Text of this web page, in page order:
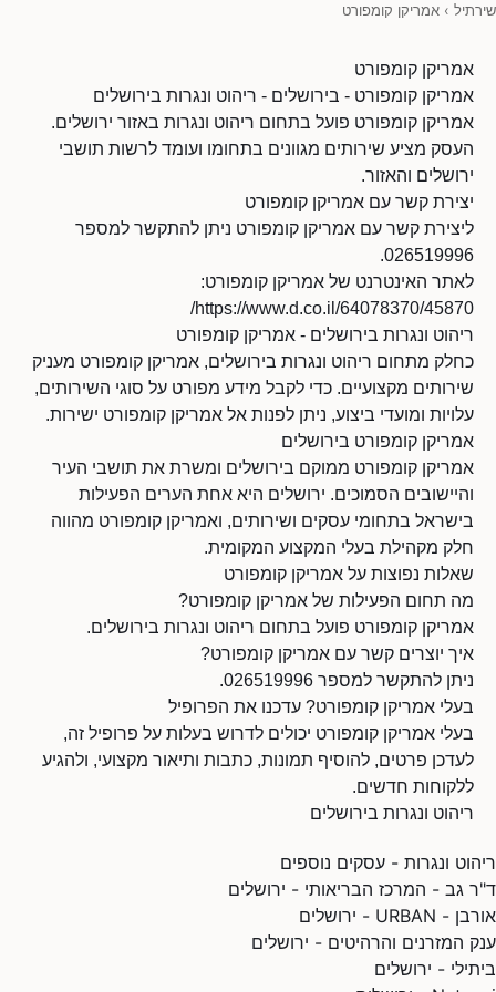
שירתיל › אמריקן קומפורט
אמריקן קומפורט
אמריקן קומפורט - בירושלים - ריהוט ונגרות בירושלים
אמריקן קומפורט פועל בתחום ריהוט ונגרות באזור ירושלים.
העסק מציע שירותים מגוונים בתחומו ועומד לרשות תושבי
ירושלים והאזור.
יצירת קשר עם אמריקן קומפורט
ליצירת קשר עם אמריקן קומפורט ניתן להתקשר למספר
026519996.
לאתר האינטרנט של אמריקן קומפורט:
https://www.d.co.il/64078370/45870/
ריהוט ונגרות בירושלים - אמריקן קומפורט
כחלק מתחום ריהוט ונגרות בירושלים, אמריקן קומפורט מעניק
שירותים מקצועיים. כדי לקבל מידע מפורט על סוגי השירותים,
עלויות ומועדי ביצוע, ניתן לפנות אל אמריקן קומפורט ישירות.
אמריקן קומפורט בירושלים
אמריקן קומפורט ממוקם בירושלים ומשרת את תושבי העיר
והיישובים הסמוכים. ירושלים היא אחת הערים הפעילות
בישראל בתחומי עסקים ושירותים, ואמריקן קומפורט מהווה
חלק מקהילת בעלי המקצוע המקומית.
שאלות נפוצות על אמריקן קומפורט
מה תחום הפעילות של אמריקן קומפורט?
אמריקן קומפורט פועל בתחום ריהוט ונגרות בירושלים.
איך יוצרים קשר עם אמריקן קומפורט?
ניתן להתקשר למספר 026519996.
בעלי אמריקן קומפורט? עדכנו את הפרופיל
בעלי אמריקן קומפורט יכולים לדרוש בעלות על פרופיל זה,
לעדכן פרטים, להוסיף תמונות, כתבות ותיאור מקצועי, ולהגיע
ללקוחות חדשים.
ריהוט ונגרות בירושלים
ריהוט ונגרות - עסקים נוספים
ד"ר גב - המרכז הבריאותי - ירושלים
אורבן - URBAN - ירושלים
ענק המזרנים והרהיטים - ירושלים
ביתילי - ירושלים